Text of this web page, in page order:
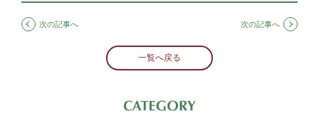
次の記事へ
一覧へ戻る
次の記事へ